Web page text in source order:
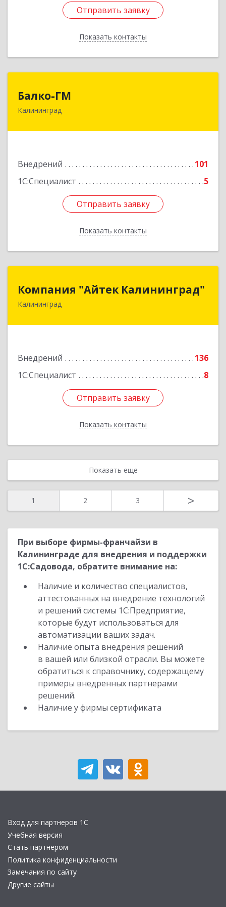
Отправить заявку
Показать контакты
Отправить заявку
Назад
Балко-ГМ
Калининград
Внедрений
101
1С:Специалист
5
Отправить заявку
Показать контакты
236022, Калининградская обл, Калининград г,
Отправить заявку
Назад
Компания "Айтек Калининград"
Калининград
Внедрений
136
1С:Специалист
8
Отправить заявку
Показать контакты
Компания "Айтек Калининград"
236016, Калининградская обл, Калининград г,
Отправить заявку
Назад
Показать еще
1 2 3 >
При выборе фирмы-франчайзи в
Калининграде для внедрения и поддержки
1С:Садовода, обратите внимание на:
Наличие и количество специалистов,
аттестованных на внедрение технологий
и решений системы 1С:Предприятие,
которые будут использоваться для
автоматизации ваших задач.
Наличие опыта внедрения решений
в вашей или близкой отрасли. Вы можете
обратиться к справочнику, содержащему
примеры внедренных партнерами
решений.
Наличие у фирмы сертификата
Вход для партнеров 1С
Учебная версия
Стать партнером
Политика конфиденциальности
Замечания по сайту
Другие сайты